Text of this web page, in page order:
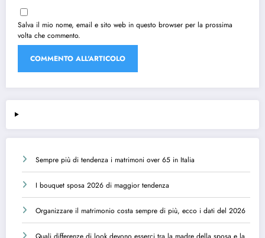
Salva il mio nome, email e sito web in questo browser per la prossima
volta che commento.
Sempre più di tendenza i matrimoni over 65 in Italia
I bouquet sposa 2026 di maggior tendenza
Organizzare il matrimonio costa sempre di più, ecco i dati del 2026